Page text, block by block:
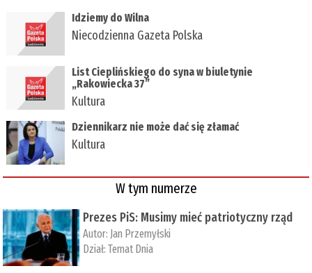
Idziemy do Wilna
Niecodzienna Gazeta Polska
List Cieplińskiego do syna w biuletynie
„Rakowiecka 37”
Kultura
Dziennikarz nie może dać się złamać
Kultura
W tym numerze
Prezes PiS: Musimy mieć patriotyczny rząd
Autor: Jan Przemyłski
Dział:Temat Dnia